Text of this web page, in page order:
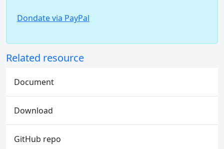
Dondate via PayPal
Related resource
Document
Download
GitHub repo